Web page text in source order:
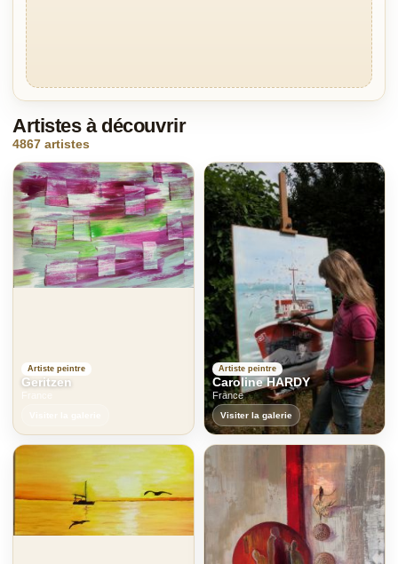
Artistes à découvrir
4867 artistes
Artiste peintre
Geritzen
Artiste peintre
Caroline HARDY
France
Visiter la galerie